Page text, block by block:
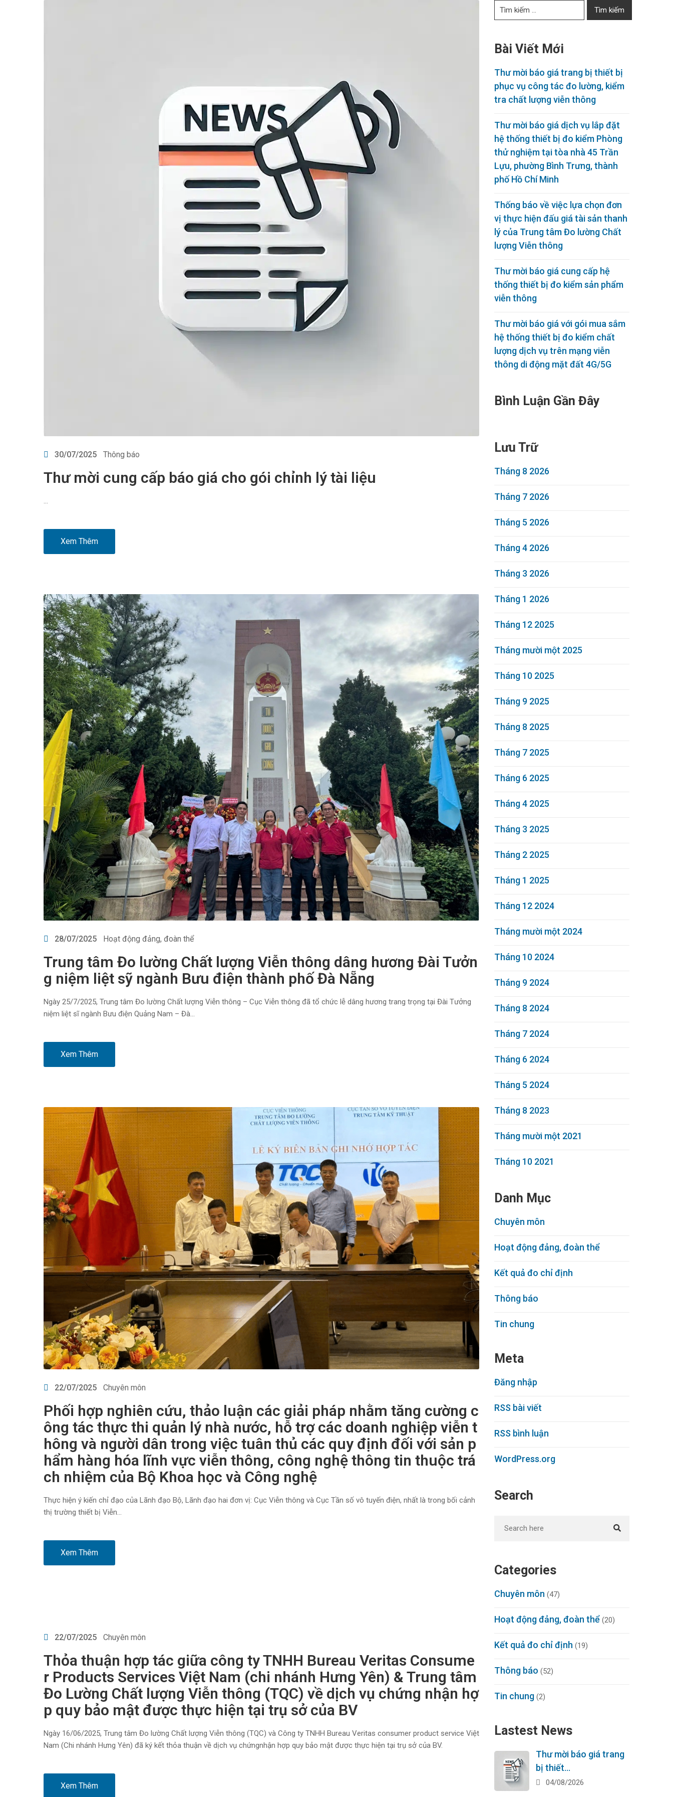
30/07/2025 Thông báo
Thư mời cung cấp báo giá cho gói chỉnh lý tài liệu
…
Xem Thêm
28/07/2025 Hoạt động đảng, đoàn thể
Trung tâm Đo lường Chất lượng Viễn thông dâng hương Đài Tưởn
g niệm liệt sỹ ngành Bưu điện thành phố Đà Nẵng
Ngày 25/7/2025, Trung tâm Đo lường Chất lượng Viễn thông – Cục Viễn thông đã tổ chức lễ dâng hương trang trọng tại Đài Tưởng
niệm liệt sĩ ngành Bưu điện Quảng Nam – Đà…
Xem Thêm
22/07/2025 Chuyên môn
Phối hợp nghiên cứu, thảo luận các giải pháp nhằm tăng cường c
ông tác thực thi quản lý nhà nước, hỗ trợ các doanh nghiệp viễn t
hông và người dân trong việc tuân thủ các quy định đối với sản p
hẩm hàng hóa lĩnh vực viễn thông, công nghệ thông tin thuộc trá
ch nhiệm của Bộ Khoa học và Công nghệ
Thực hiện ý kiến chỉ đạo của Lãnh đạo Bộ, Lãnh đạo hai đơn vị: Cục Viễn thông và Cục Tần số vô tuyến điện, nhất là trong bối cảnh
thị trường thiết bị Viễn…
Xem Thêm
22/07/2025 Chuyên môn
Thỏa thuận hợp tác giữa công ty TNHH Bureau Veritas Consume
r Products Services Việt Nam (chi nhánh Hưng Yên) & Trung tâm
Đo Lường Chất lượng Viễn thông (TQC) về dịch vụ chứng nhận hợ
p quy bảo mật được thực hiện tại trụ sở của BV
Ngày 16/06/2025, Trung tâm Đo lường Chất lượng Viễn thông (TQC) và Công ty TNHH Bureau Veritas consumer product service Việt
Nam (Chi nhánh Hưng Yên) đã ký kết thỏa thuận về dịch vụ chứngnhận hợp quy bảo mật được thực hiện tại trụ sở của BV.
Xem Thêm
Bài Viết Mới
Thư mời báo giá trang bị thiết bị
phục vụ công tác đo lường, kiểm
tra chất lượng viễn thông
Thư mời báo giá dịch vụ lắp đặt
hệ thống thiết bị đo kiểm Phòng
thử nghiệm tại tòa nhà 45 Trần
Lựu, phường Bình Trưng, thành
phố Hồ Chí Minh
Thống báo về việc lựa chọn đơn
vị thực hiện đấu giá tài sản thanh
lý của Trung tâm Đo lường Chất
lượng Viễn thông
Thư mời báo giá cung cấp hệ
thống thiết bị đo kiểm sản phẩm
viễn thông
Thư mời báo giá với gói mua sắm
hệ thống thiết bị đo kiểm chất
lượng dịch vụ trên mạng viễn
thông di động mặt đất 4G/5G
Bình Luận Gần Đây
Lưu Trữ
Tháng 8 2026
Tháng 7 2026
Tháng 5 2026
Tháng 4 2026
Tháng 3 2026
Tháng 1 2026
Tháng 12 2025
Tháng mười một 2025
Tháng 10 2025
Tháng 9 2025
Tháng 8 2025
Tháng 7 2025
Tháng 6 2025
Tháng 4 2025
Tháng 3 2025
Tháng 2 2025
Tháng 1 2025
Tháng 12 2024
Tháng mười một 2024
Tháng 10 2024
Tháng 9 2024
Tháng 8 2024
Tháng 7 2024
Tháng 6 2024
Tháng 5 2024
Tháng 8 2023
Tháng mười một 2021
Tháng 10 2021
Danh Mục
Chuyên môn
Hoạt động đảng, đoàn thể
Kết quả đo chỉ định
Thông báo
Tin chung
Meta
Đăng nhập
RSS bài viết
RSS bình luận
WordPress.org
Search
Categories
Chuyên môn (47)
Hoạt động đảng, đoàn thể (20)
Kết quả đo chỉ định (19)
Thông báo (52)
Tin chung (2)
Lastest News
Thư mời báo giá trang
bị thiết…
04/08/2026